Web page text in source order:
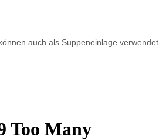
auch als Suppeneinlage verwendet